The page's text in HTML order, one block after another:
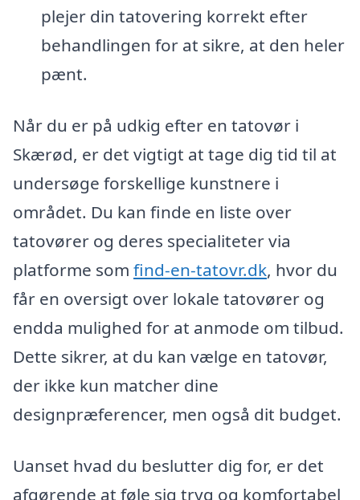
plejer din tatovering korrekt efter
behandlingen for at sikre, at den heler
pænt.
Når du er på udkig efter en tatovør i
Skærød, er det vigtigt at tage dig tid til at
undersøge forskellige kunstnere i
området. Du kan finde en liste over
tatovører og deres specialiteter via
platforme som find-en-tatovr.dk, hvor du
får en oversigt over lokale tatovører og
endda mulighed for at anmode om tilbud.
Dette sikrer, at du kan vælge en tatovør,
der ikke kun matcher dine
designpræferencer, men også dit budget.
Uanset hvad du beslutter dig for, er det
afgørende at føle sig tryg og komfortabel